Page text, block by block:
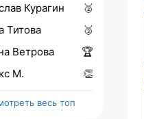
Курагин
🥈
Титова
🥉
Ветрова
🏆
M.
👏
весь топ